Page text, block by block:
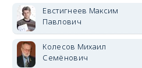
Евстигнеев Максим
Павлович
Колесов Михаил
Семёнович